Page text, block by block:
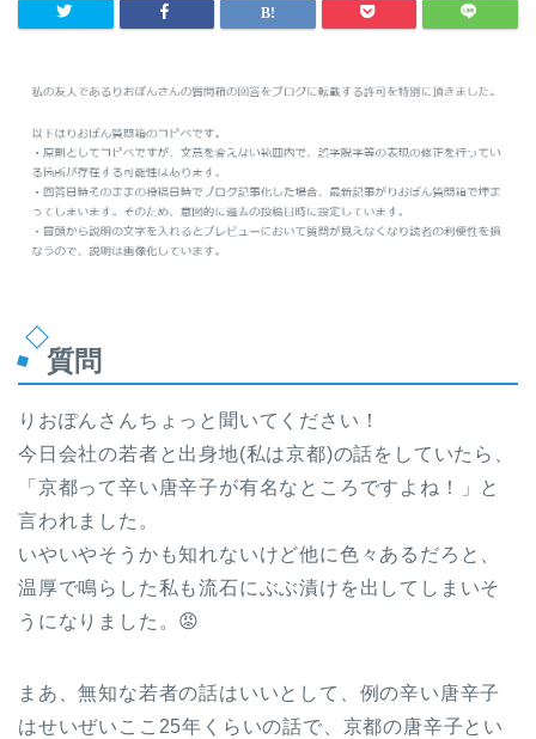
質問
りおぽんさんちょっと聞いてください！
今日会社の若者と出身地(私は京都)の話をしていたら、
「京都って辛い唐辛子が有名なところですよね！」と
言われました。
いやいやそうかも知れないけど他に色々あるだろと、
温厚で鳴らした私も流石にぶぶ漬けを出してしまいそ
うになりました。😡
まあ、無知な若者の話はいいとして、例の辛い唐辛子
はせいぜいここ25年くらいの話で、京都の唐辛子とい